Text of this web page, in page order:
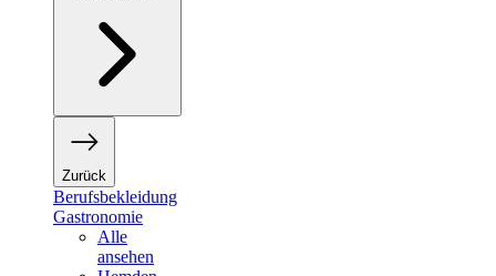
Zurück
Berufsbekleidung
Gastronomie
Alle
ansehen